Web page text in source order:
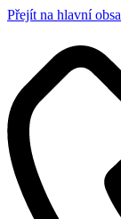
Přejít na hlavní